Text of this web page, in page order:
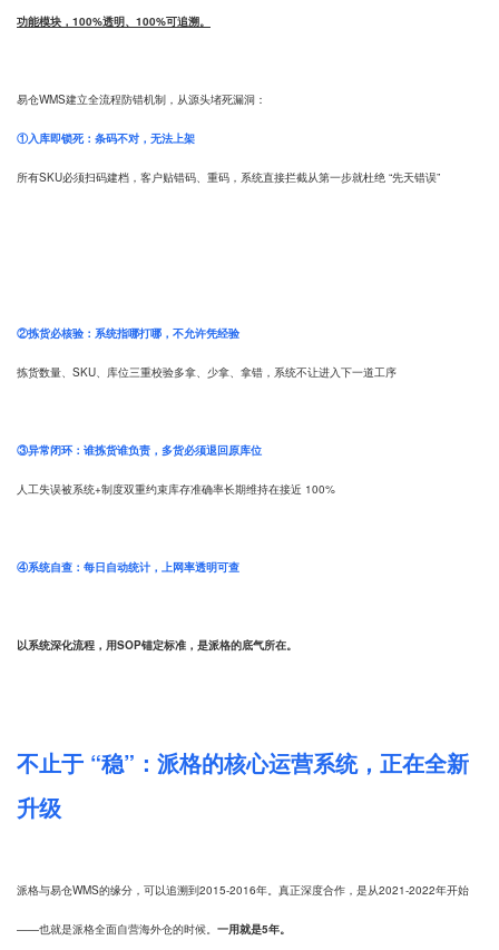
功能模块，100%透明、100%可追溯。
易仓WMS建立全流程防错机制，从源头堵死漏洞：
①入库即锁死：条码不对，无法上架
所有SKU必须扫码建档，客户贴错码、重码，系统直接拦截从第一步就杜绝 “先天错误”
②拣货必核验：系统指哪打哪，不允许凭经验
拣货数量、SKU、库位三重校验多拿、少拿、拿错，系统不让进入下一道工序
③异常闭环：谁拣货谁负责，多货必须退回原库位
人工失误被系统+制度双重约束库存准确率长期维持在接近 100%
④系统自查：每日自动统计，上网率透明可查
以系统深化流程，用SOP锚定标准，是派格的底气所在。
不止于 “稳”：派格的核心运营系统，正在全新
升级
派格与易仓WMS的缘分，可以追溯到2015-2016年。真正深度合作，是从2021-2022年开始
——也就是派格全面自营海外仓的时候。 一用就是5年。